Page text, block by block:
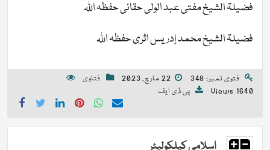
فضیلۃ الشیخ مفتی عبد الولی حقانی حفظہ اللہ
فضیلۃ الشیخ محمد إدریس اثری حفظہ اللہ
فتوی نمبر: 348 22 مارچ, 2023
فتاوی
1640 Views
پی ڈی ایف